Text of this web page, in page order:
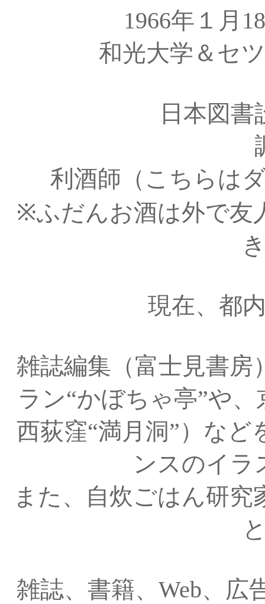
1966年１月
和光大学＆セ
日本図書
利酒師（こちらは
※ふだんお酒は外で友
現在、都
雑誌編集（富士見書房
ラン“かぼちゃ亭”や
西荻窪“満月洞”）など
ンスのイラ
また、自炊ごはん研
雑誌、書籍、Web、